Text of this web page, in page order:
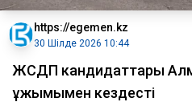
https://egemen.kz
30 Шілде 2026 10:44
ЖСДП кандидаттары
ұжымымен кездесті